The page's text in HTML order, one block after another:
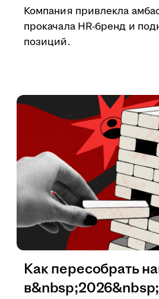
Компания привлекла
прокачала HR-бренд и
позиций.
Как пересобрать